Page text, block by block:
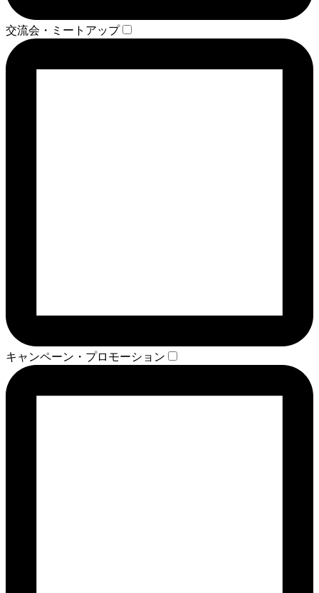
交流会・ミートアップ
キャンペーン・プロモーション